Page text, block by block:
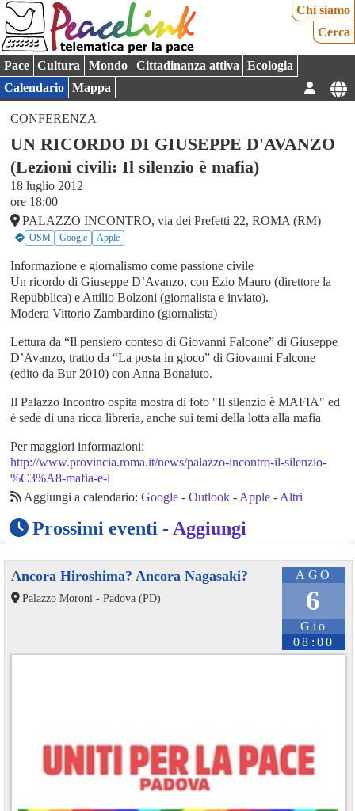
Chi siamo
Cerca
Pace Cultura Mondo Cittadinanza attiva
Ecologia
Calendario
Mappa
CONFERENZA
UN RICORDO DI GIUSEPPE D'AVANZO
(Lezioni civili: Il silenzio è mafia)
18 luglio 2012
ore 18:00
PALAZZO INCONTRO, via dei Prefetti 22, ROMA (RM)
OSM Google Apple
Informazione e giornalismo come passione civile
Un ricordo di Giuseppe D’Avanzo, con Ezio Mauro (direttore la
Repubblica) e Attilio Bolzoni (giornalista e inviato).
Modera Vittorio Zambardino (giornalista)
Lettura da “Il pensiero conteso di Giovanni Falcone” di Giuseppe
D’Avanzo, tratto da “La posta in gioco” di Giovanni Falcone
(edito da Bur 2010) con Anna Bonaiuto.
Il Palazzo Incontro ospita mostra di foto "Il silenzio è MAFIA" ed
è sede di una ricca libreria, anche sui temi della lotta alla mafia
Per maggiori informazioni:
http://www.provincia.roma.it/news/palazzo-incontro-il-silenzio-
%C3%A8-mafia-e-l
Aggiungi a calendario: Google- Outlook- Apple- Altri
Prossimi eventi - Aggiungi
AGO
6
Gio
08:00
Ancora Hiroshima? Ancora Nagasaki?
Palazzo Moroni - Padova (PD)